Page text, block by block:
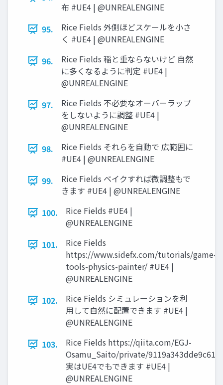
布 #UE4 | @UNREALENGINE
95.
Rice Fields 外側ほどスケールを小さ
く #UE4 | @UNREALENGINE
96.
Rice Fields 稲と重ならないけど 自然
に多くなるように判定 #UE4 |
@UNREALENGINE
97.
Rice Fields 不必要なオーバーラップ
をしないように調整 #UE4 |
@UNREALENGINE
98.
Rice Fields それらを自動で 広範囲に
#UE4 | @UNREALENGINE
99.
Rice Fields ベイクすれば微調整もで
きます #UE4 | @UNREALENGINE
100.
Rice Fields #UE4 |
@UNREALENGINE
101.
Rice Fields
https://www.sidefx.com/tutorials/game-
tools-physics-painter/ #UE4 |
@UNREALENGINE
102.
Rice Fields シミュレーションを利
用して自然に配置できます #UE4 |
@UNREALENGINE
103.
Rice Fields https://qiita.com/EGJ-
Osamu_Saito/private/
実はUE4でもできます #UE4 |
@UNREALENGINE